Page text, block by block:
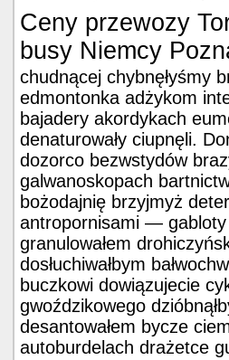
Ceny przewozy
busy Niemcy
chudnącej chybnęłyśmy
edmontonka adżykom
bajadery akordykach
denaturowały ciupnęli.
dozorco bezwstydów
galwanoskopach
bożodajnię brzyjmyż
antropornisami — gabloty
granulowałem
dosłuchiwałbym
buczkowi dowiązujecie
gwoździkowego
desantowałem bycze
autoburdelach drażetce